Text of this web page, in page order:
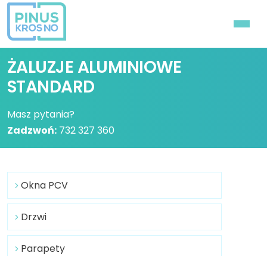
ŻALUZJE ALUMINIOWE
STANDARD
Masz pytania?
Zadzwoń: 732 327 360
Okna PCV
Drzwi
Parapety